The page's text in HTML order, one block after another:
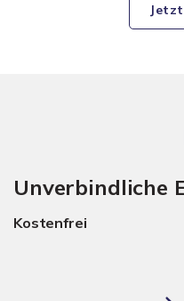
Unverbindliche
Kostenfrei